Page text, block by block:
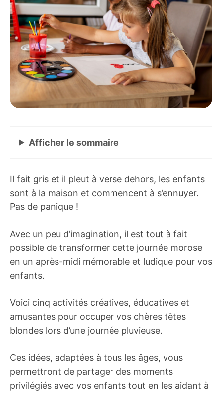
Afficher le sommaire
Il fait gris et il pleut à verse dehors, les enfants
sont à la maison et commencent à s’ennuyer.
Pas de panique !
Avec un peu d’imagination, il est tout à fait
possible de transformer cette journée morose
en un après-midi mémorable et ludique pour vos
enfants.
Voici cinq activités créatives, éducatives et
amusantes pour occuper vos chères têtes
blondes lors d’une journée pluvieuse.
Ces idées, adaptées à tous les âges, vous
permettront de partager des moments
privilégiés avec vos enfants tout en les aidant à